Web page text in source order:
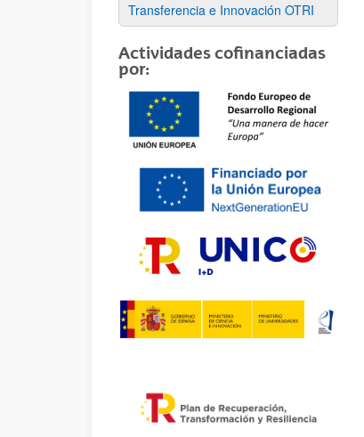
Transferencia e Innovación OTRI
Actividades cofinanciadas
por: